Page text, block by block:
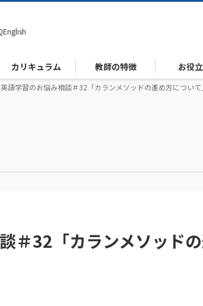
カリキュラム 教師の特徴 お役
英語学習のお悩み相談＃32「カランメソッドの進め方について」
＃32「カランメソッド